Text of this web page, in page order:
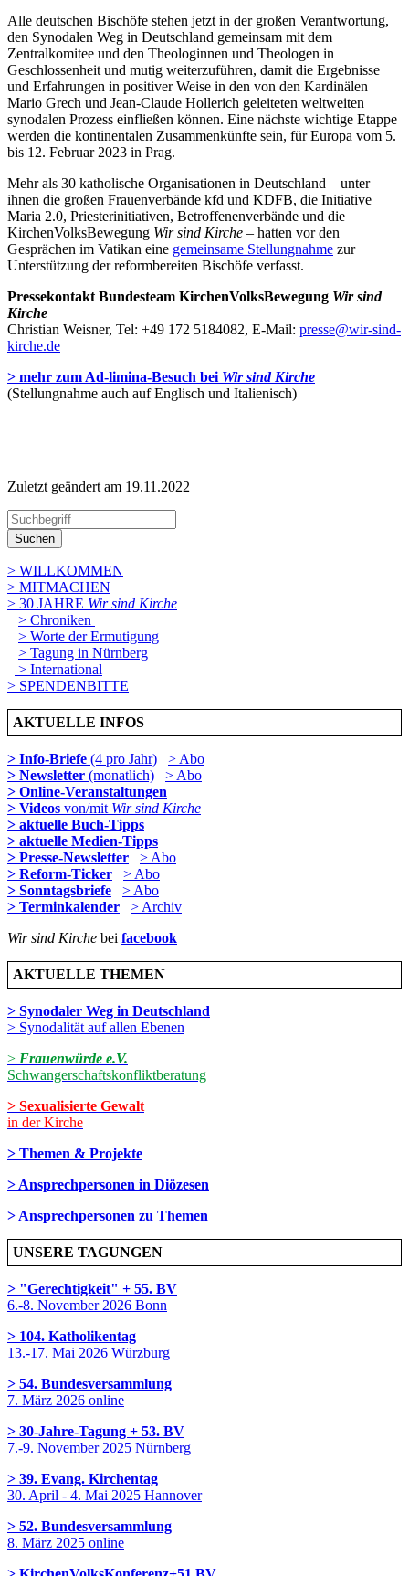
Alle deutschen Bischöfe stehen jetzt in der großen Verantwortung,
den Synodalen Weg in Deutschland gemeinsam mit dem
Zentralkomitee und den Theologinnen und Theologen in
Geschlossenheit und mutig weiterzuführen, damit die Ergebnisse
und Erfahrungen in positiver Weise in den von den Kardinälen
Mario Grech und Jean-Claude Hollerich geleiteten weltweiten
synodalen Prozess einfließen können. Eine nächste wichtige Etappe
werden die kontinentalen Zusammenkünfte sein, für Europa vom 5.
bis 12. Februar 2023 in Prag.
Mehr als 30 katholische Organisationen in Deutschland – unter
ihnen die großen Frauenverbände kfd und KDFB, die Initiative
Maria 2.0, Priesterinitiativen, Betroffenenverbände und die
KirchenVolksBewegung Wir sind Kirche – hatten vor den
Gesprächen im Vatikan eine gemeinsame Stellungnahme zur
Unterstützung der reformbereiten Bischöfe verfasst.
Pressekontakt Bundesteam KirchenVolksBewegung Wir sind
Kirche
Christian Weisner, Tel: +49 172 5184082, E-Mail: presse@wir-sind-
kirche.de
> mehr zum Ad-limina-Besuch bei Wir sind Kirche
(Stellungnahme auch auf Englisch und Italienisch)
Zuletzt geändert am 19­.11.2022
Suchen
> WILLKOMMEN
> MITMACHEN
> 30 JAHRE Wir sind Kirche
> Chroniken
> Worte der Ermutigung
> Tagung in Nürnberg
> International
> SPENDENBITTE
AKTUELLE INFOS
> Info-Briefe (4 pro Jahr)
> Abo
> Newsletter (monatlich)
> Abo
> Online-Veranstaltungen
> Videos von/mit Wir sind Kirche
> aktuelle Buch-Tipps
> aktuelle Medien-Tipps
> Presse-Newsletter
> Abo
> Reform-Ticker
> Abo
> Sonntagsbriefe
> Abo
> Terminkalender
> Archiv
Wir sind Kirche bei facebook
AKTUELLE THEMEN
> Synodaler Weg in Deutschland
> Synodalität auf allen Ebenen
> Frauenwürde e.V.
Schwangerschaftskonfliktberatung
> Sexualisierte Gewalt
in der Kirche
> Themen & Projekte
> Ansprechpersonen in Diözesen
> Ansprechpersonen zu Themen
UNSERE TAGUNGEN
> "Gerechtigkeit" + 55. BV
6.-8. November 2026 Bonn
> 104. Katholikentag
13.-17. Mai 2026 Würzburg
> 54. Bundesversammlung
7. März 2026 online
> 30-Jahre-Tagung + 53. BV
7.-9. November 2025 Nürnberg
> 39. Evang. Kirchentag
30. April - 4. Mai 2025 Hannover
> 52. Bundesversammlung
8. März 2025 online